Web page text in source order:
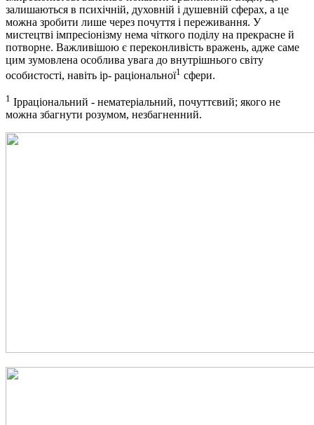
залишаються в психічній, духовній і душевній сферах, а це
можна зробити лише через почуття і переживання. У
мистецтві імпресіонізму нема чіткого поділу на прекрасне й
потворне. Важливішою є переконливість вражень, адже саме
цим зумовлена особлива увага до внутрішнього світу
особистості, навіть ір- раціональної1 сфери.
1 Ірраціональний - нематеріальний, почуттєвий; якого не
можна збагнути розумом, незбагненний.